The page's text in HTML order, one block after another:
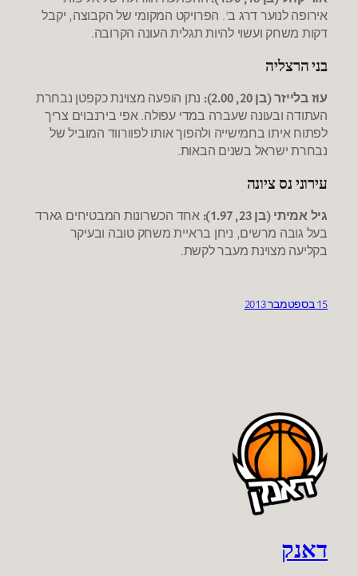
אירופה לנוער דרג ב'. הפרויקט המקומי של הקבוצה, יקבל
דקות משחק ועשוי להיות תגלית העונה הקרובה.
בני הרצליה
עוז בלייזר (בן 20, 2.00):
נתן הופעה מצוינת כקפטן נבחרת
העתודה ובעונה שעברה במדי עפולה. אפי בירנבוים צריך
לפתוח איתו בחמישייה ולהפוך אותו לפוורווד המוביל של
נבחרת ישראל בשנים הבאות.
עירוני נס ציונה
גיל אמיתי (בן 23, 1.97):
אחד הכשרונות המבטיחים גארד
בעל גובה מרשים, ניחן בראיית משחק טובה ובעיקר
בקליעה מצוינת מעבר לקשת.
15 בספטמבר 2013
דאנק